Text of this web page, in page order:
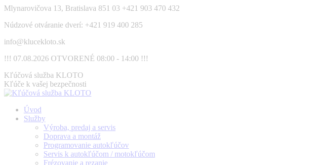
Skip
content
Mlynarovičova 13, Bratislava 851 03 +421 903 470 432
Núdzové otváranie dverí: +421 919 400 285
info@klucekloto.sk
!!! 07.08.2026 OTVORENÉ 08:00 - 14:00 !!!
Facebook
page
opens
new
window
Kľúčová služba KLOTO
Kľúče k vašej bezpečnosti
Úvod
Služby
Výroba, predaj a servis
Doprava a montáž
Programovanie autokľúčov
Servis k autokľúčom / motokľúčom
Frézovanie a rezanie